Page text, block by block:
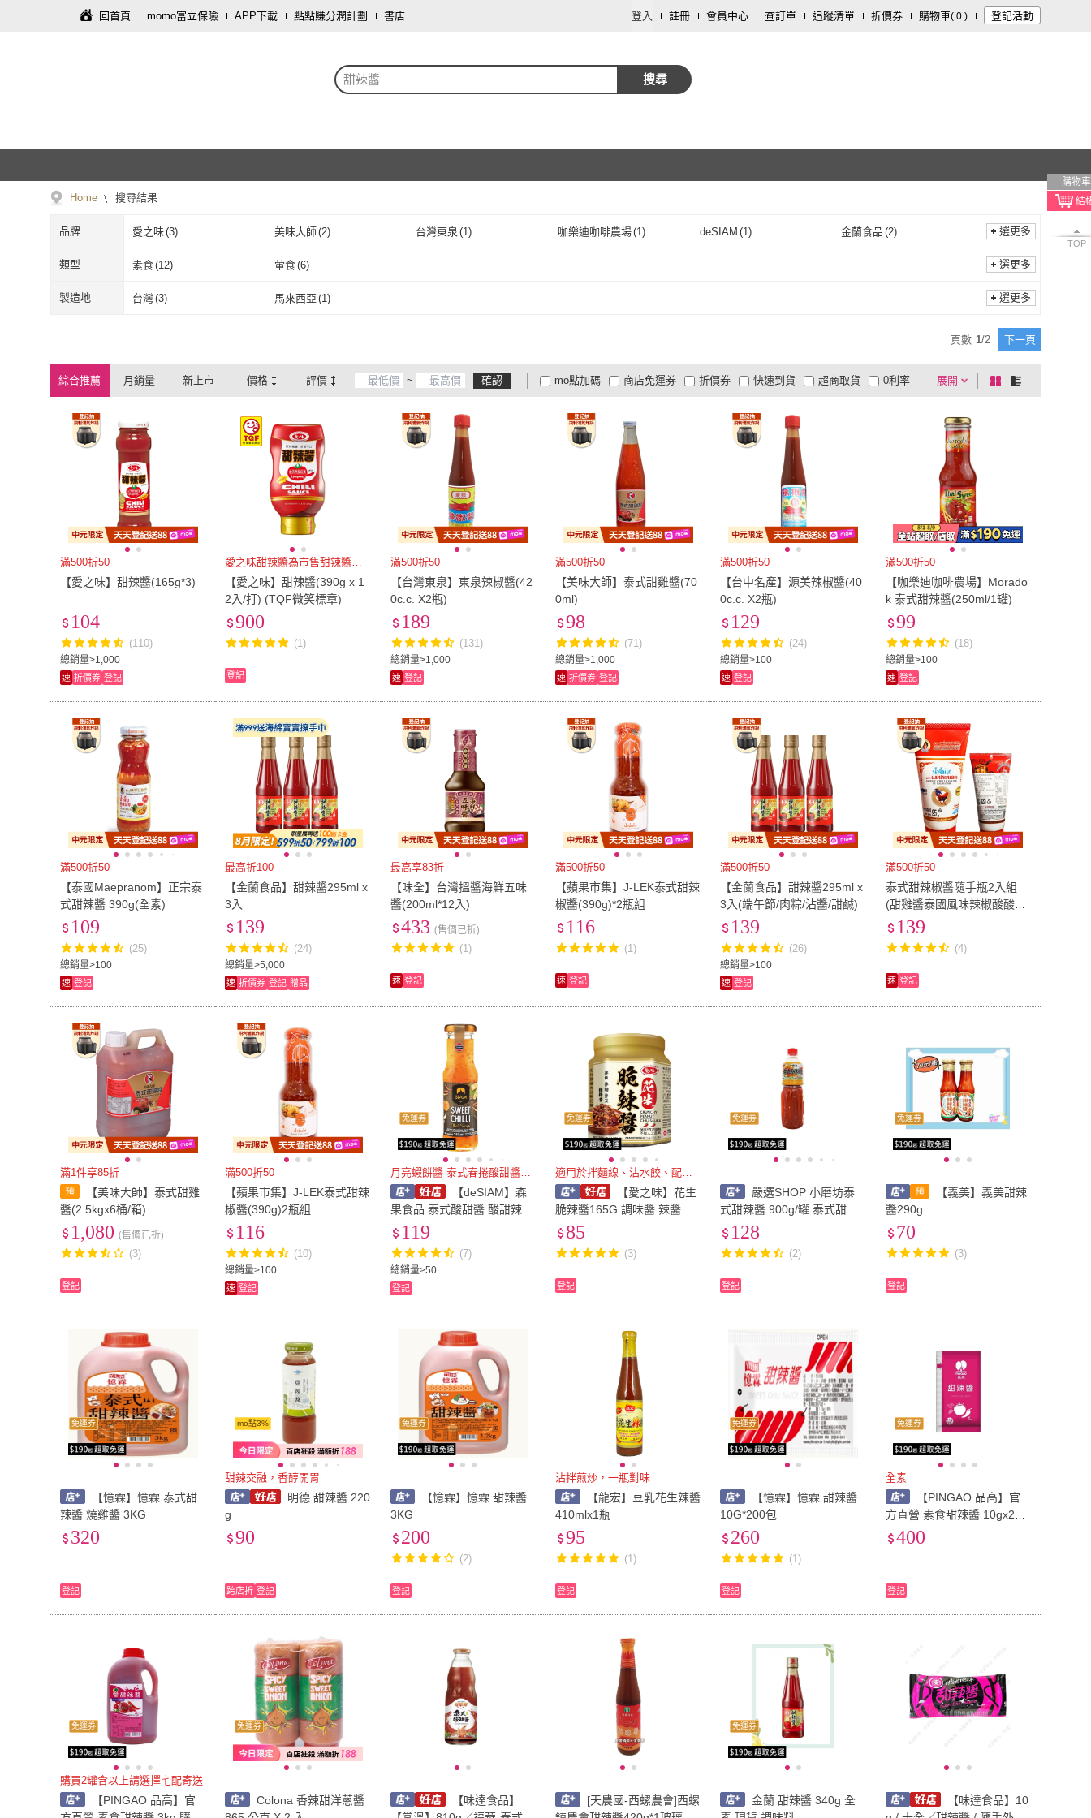
回首頁 momo富立保險 APP下載 點點賺分潤計劃 書店 登入 註冊 會員中心 查訂單 追蹤清單 折價券 購物車( 0 ) 登記活動
甜辣醬 搜尋
購物車
TOP
Home 搜尋結果
品牌 愛之味(3) 美味大師(2) 台灣東泉 (1) 咖樂迪咖啡農場(1) deSIAM (1) 金蘭食品 (2)
味全(1 ) YILIN 憶霖
PINGAO 品高 味達食品 (2)
愛之味 美味大師
味全 YILIN 憶霖
取消 選更多
類型 素食(12) 葷食(6)
素食 葷食 (6)
選更多
製造地 台灣(3) 馬來西亞 (1) 選更多
頁數 1/2 下一頁
綜合推薦 月銷量 新上市 價格 評價 ~ 確認 展開
折價券
有影片
商品有量 電視購物
mo點加碼 快速到貨 超商取貨
低溫宅配
大家電安心配
大家電快配
商店免運券 0利率
貨到付款 超商付款
及以上 3 及以上 及以上
棋
盤
列
滿500折50
【愛之味】甜辣醬(165g*3)
總銷量>1,000
104
(110)
速 折價券 登記
愛之味甜辣醬為市售甜辣醬第一品
【愛之味】甜辣醬(390g x 1
2入/打) (TQF微笑標章)
900
(1)
登記
滿500折50
【台灣東泉】東泉辣椒醬(42
0c.c. X2瓶)
總銷量>1,000
189
(131)
速 登記
滿500折50
【美味大師】泰式甜雞醬(70
0ml)
總銷量>1,000
98
(71)
速 折價券 登記
滿500折50
【台中名產】源美辣椒醬(40
0c.c. X2瓶)
總銷量>100
129
(24)
速 登記
滿500折50
【咖樂迪咖啡農場】Morado
k 泰式甜辣醬(250ml/1罐)
總銷量>100
99
(18)
速 登記
滿500折50
【泰國Maepranom】正宗泰
式甜辣醬 390g(全素)
總銷量>100
109
(25)
速 登記
最高折100
【金蘭食品】甜辣醬295ml x
3入
總銷量>5,000
139
(24)
速 折價券 登記 贈品
最高享83折
【味全】台灣搵醬海鮮五味
醬(200ml*12入)
433 (售價已折)
(1)
速 登記
滿500折50
【蘋果市集】J-LEK泰式甜辣
椒醬(390g)*2瓶組
116
(1)
速 登記
滿500折50
【金蘭食品】甜辣醬295ml x
3入(端午節/肉粽/沾醬/甜鹹)
總銷量>100
139
(26)
速 登記
滿500折50
泰式甜辣椒醬隨手瓶2入組
(甜雞醬泰國風味辣椒酸酸辣
辣)139
(4)
速 登記
滿1件享85折
【美味大師】泰式甜雞
醬(2.5kgx6桶/箱)
1,080 (售價已折)
(3)
登記
滿500折50
【蘋果市集】J-LEK泰式甜辣
椒醬(390g)2瓶組
總銷量>100
116
(10)
速 登記
免運券
月亮蝦餅醬 泰式春捲酸甜醬首選
【deSIAM】森
果食品 泰式酸甜醬 酸甜辣醬
泰式醬料 酸甜醬 沾拌醬
總銷量>50
119
(7)
登記
免運券
適用於拌麵線、沾水餃、配飯、拌
【愛之味】花生
脆辣醬165G 調味醬 辣醬 拌
飯 拌菜皆宜
85
(3)
登記
免運券
嚴選SHOP 小磨坊泰
式甜辣醬 900g/罐 泰式甜辣
醬 甜辣醬 泰式(微辣) 甜辣經
128
(2)
登記
免運券
【義美】義美甜辣
醬290g
70
(3)
登記
免運券
【憶霖】憶霖 泰式甜
辣醬 燒雞醬 3KG
320
登記
mo點3%
甜辣交融，香醇開胃
明德 甜辣醬 220
g
90
跨店折 登記
免運券
【憶霖】憶霖 甜辣醬
3KG
200
(2)
登記
沾拌煎炒，一瓶對味
【龍宏】豆乳花生辣醬
410mlx1瓶
95
(1)
登記
免運券
【憶霖】憶霖 甜辣醬
10G*200包
260
(1)
登記
免運券
全素
【PINGAO 品高】官
方直營 素食甜辣醬 10gx250
包 購買2組含以上請選擇宅
400
登記
免運券
購買2罐含以上請選擇宅配寄送
【PINGAO 品高】官
免運券
Colona 香辣甜洋蔥醬
【味達食品】
[天農國-西螺農會]西螺
免運券
金蘭 甜辣醬 340g 全
【味達食品】10